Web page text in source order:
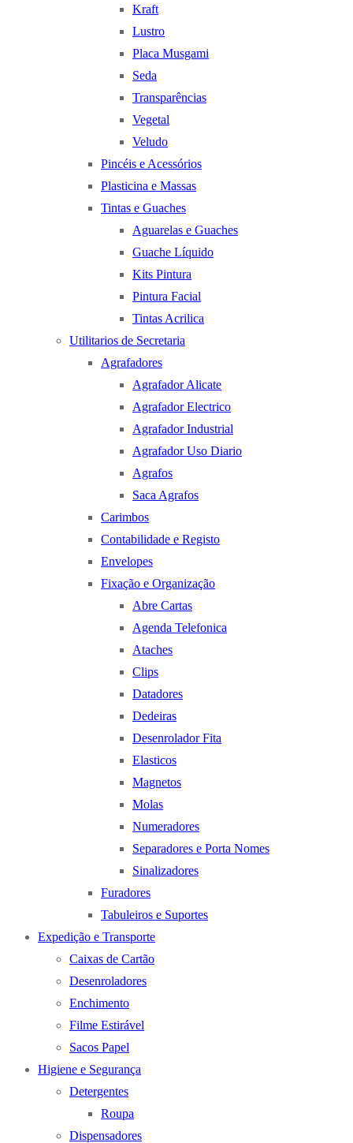
Kraft
Lustro
Placa Musgami
Seda
Transparências
Vegetal
Veludo
Pincéis e Acessórios
Plasticina e Massas
Tintas e Guaches
Aguarelas e Guaches
Guache Líquido
Kits Pintura
Pintura Facial
Tintas Acrilica
Utilitarios de Secretaria
Agrafadores
Agrafador Alicate
Agrafador Electrico
Agrafador Industrial
Agrafador Uso Diario
Agrafos
Saca Agrafos
Carimbos
Contabilidade e Registo
Envelopes
Fixação e Organização
Abre Cartas
Agenda Telefonica
Ataches
Clips
Datadores
Dedeiras
Desenrolador Fita
Elasticos
Magnetos
Molas
Numeradores
Separadores e Porta Nomes
Sinalizadores
Furadores
Tabuleiros e Suportes
Expedição e Transporte
Caixas de Cartão
Desenroladores
Enchimento
Filme Estirável
Sacos Papel
Higiene e Segurança
Detergentes
Roupa
Dispensadores